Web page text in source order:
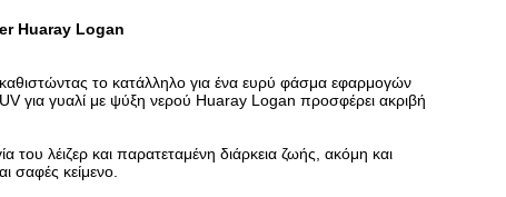
Huaray Logan
καθιστώντας το κατάλληλο για ένα ευρύ φάσμα εφαρμογών
για γυαλί με ψύξη νερού Huaray Logan προσφέρει ακριβή
λέιζερ και παρατεταμένη διάρκεια ζωής, ακόμη και
σαφές κείμενο.